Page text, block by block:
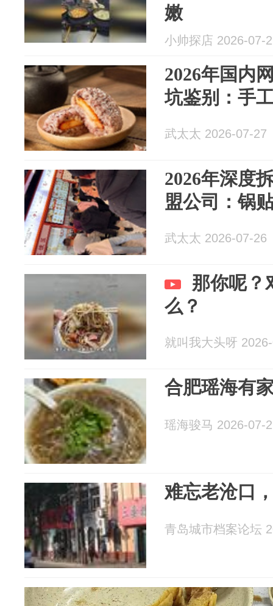
嫩
小帅探店 2026-07-
2026年国内
坑鉴别：手
武太太 2026-07-27
2026年深度
盟公司：锅
武太太 2026-07-26
那你呢？
么？
就叫我大头呀
合肥瑶海有
瑶海骏马 2026-07-
难忘老沧口
青岛城市档案论坛